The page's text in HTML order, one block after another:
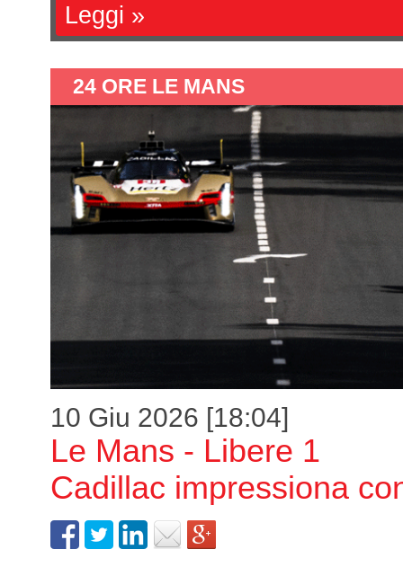
Leggi »
24 ORE LE MANS
10 Giu 2026 [18:04]
Le Mans - Libere 1
Cadillac impressiona